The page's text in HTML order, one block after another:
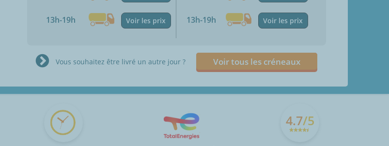
13h-19h Voir les prix 13h-19h Voir les prix
Vous souhaitez être livré un autre jour ? Voir tous les créneaux
4.7/5